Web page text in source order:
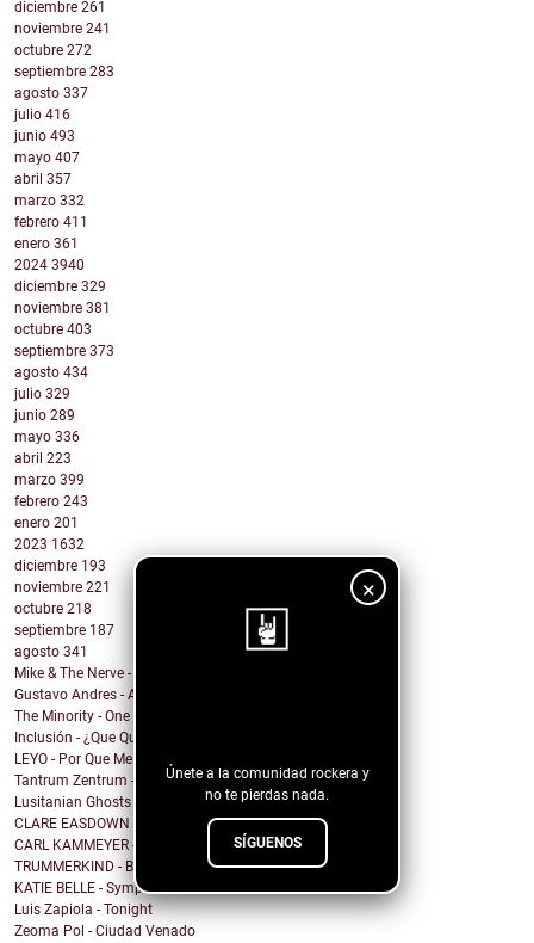
×
Únete a la comunidad rockera y
no te pierdas nada.
SÍGUENOS
diciembre 261
noviembre 241
octubre 272
septiembre 283
agosto 337
julio 416
junio 493
mayo 407
abril 357
marzo 332
febrero 411
enero 361
2024 3940
diciembre 329
noviembre 381
octubre 403
septiembre 373
agosto 434
julio 329
junio 289
mayo 336
abril 223
marzo 399
febrero 243
enero 201
2023 1632
diciembre 193
noviembre 221
octubre 218
septiembre 187
agosto 341
Mike & The Nerve - Fool's Gold, False Idols
Gustavo Andres - AiRA
The Minority - One Of A Kind
Inclusión - ¿Que Quieres de Mí?
LEYO - Por Que Me Haces Llorar
Tantrum Zentrum - Don't Be A Fascist
Lusitanian Ghosts - September
CLARE EASDOWN - I Break
CARL KAMMEYER - One
TRUMMERKIND - Beauty Queen
KATIE BELLE - Symptoms
Luis Zapiola - Tonight
Zeoma Pol - Ciudad Venado